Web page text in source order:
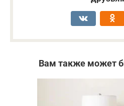
Вам также может